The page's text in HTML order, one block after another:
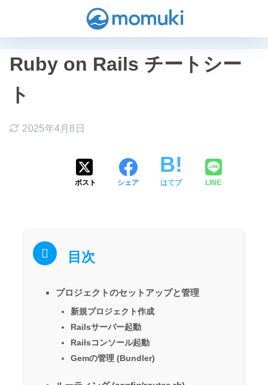
Ruby on Rails チートシー
ト
2025年4月8日
ポスト シェア はてブ LINE
目次
プロジェクトのセットアップと管理
新規プロジェクト作成
Railsサーバー起動
Railsコンソール起動
Gemの管理 (Bundler)